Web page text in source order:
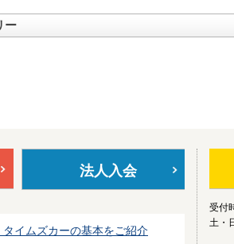
ー
法人入会
イムズカーの基本をご紹介
受付
土・